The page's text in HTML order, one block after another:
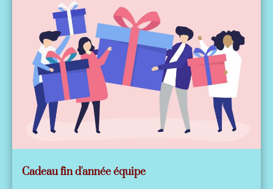
Cadeau fin d'année équipe